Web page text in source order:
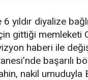
yıldır diyalize
gittiği memleketi
haberi ile
başarılı
nakil umuduyla